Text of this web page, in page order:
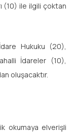
(10) ile ilgili çoktan
Hukuku (20),
İdareler (10),
oluşacaktır.
okumaya elverişli